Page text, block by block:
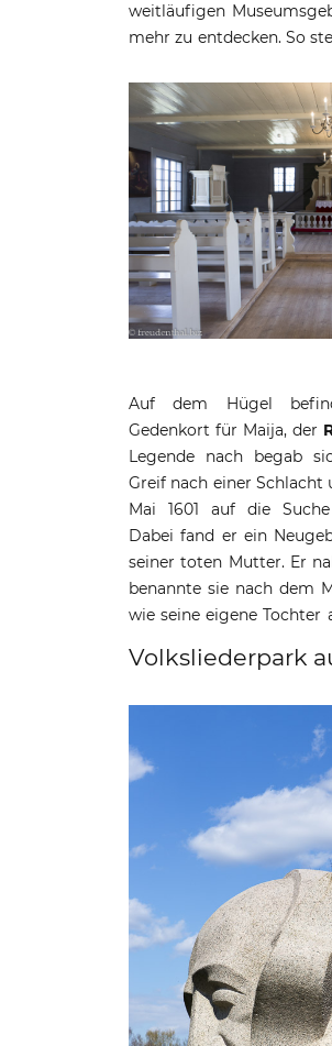
weitläufigen
mehr zu entdecken. So
Auf dem Hügel
Gedenkort für Maija, der
Legende nach begab
Greif nach einer
Mai 1601 auf die
Dabei fand er ein
seiner toten Mutter. Er
benannte sie nach dem
wie seine eigene Tochter
Schließlich verliebte
Deutschland
Viktor Heil. Er teilte
beiden dann im Herbst
Doch als der Tag
Rose zur
Volksliederpark